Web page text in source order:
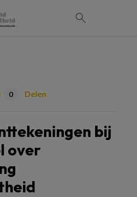
0 Delen
bij
over